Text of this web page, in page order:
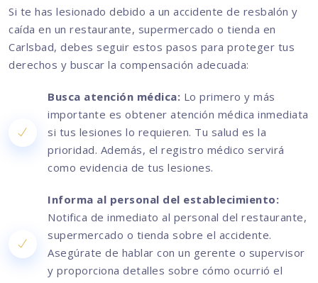
Si te has lesionado debido a un accidente de resbalón y
caída en un restaurante, supermercado o tienda en
Carlsbad, debes seguir estos pasos para proteger tus
derechos y buscar la compensación adecuada:
Busca atención médica: Lo primero y más
importante es obtener atención médica inmediata
si tus lesiones lo requieren. Tu salud es la
prioridad. Además, el registro médico servirá
como evidencia de tus lesiones.
Informa al personal del establecimiento:
Notifica de inmediato al personal del restaurante,
supermercado o tienda sobre el accidente.
Asegúrate de hablar con un gerente o supervisor
y proporciona detalles sobre cómo ocurrió el